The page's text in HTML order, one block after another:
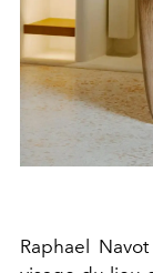
Raphael